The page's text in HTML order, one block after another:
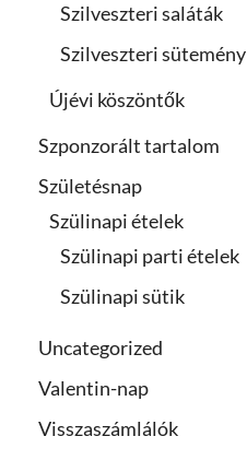
Szilveszteri saláták
Szilveszteri sütemény
Újévi köszöntők
Szponzorált tartalom
Születésnap
Szülinapi ételek
Szülinapi parti ételek
Szülinapi sütik
Uncategorized
Valentin-nap
Visszaszámlálók